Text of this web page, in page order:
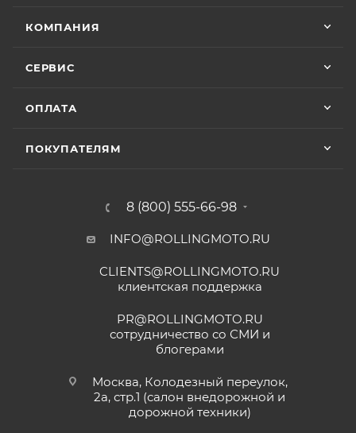
КОМПАНИЯ
СЕРВИС
ОПЛАТА
ПОКУПАТЕЛЯМ
8 (800) 555-66-98
INFO@ROLLINGMOTO.RU
CLIENTS@ROLLINGMOTO.RU
клиентская поддержка
PR@ROLLINGMOTO.RU
сотрудничество со СМИ и
блогерами
Москва, Колодезный переулок,
2а, стр.1 (салон внедорожной и
дорожной техники)